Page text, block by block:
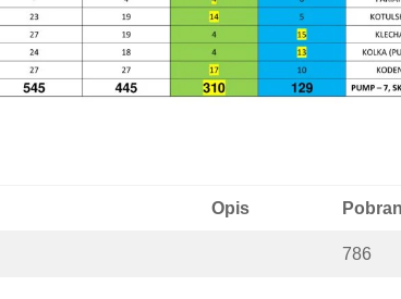
Opis
786